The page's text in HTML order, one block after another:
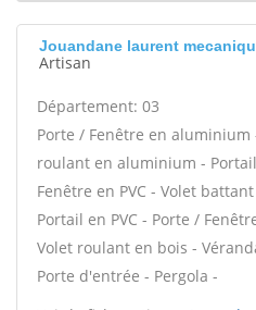
Jouandane laurent
Artisan
Département: 03
Porte / Fenêtre en
roulant en aluminium -
Fenêtre en PVC - Volet
Portail en PVC - Porte /
Volet roulant en bois -
Porte d'entrée - Pergola -